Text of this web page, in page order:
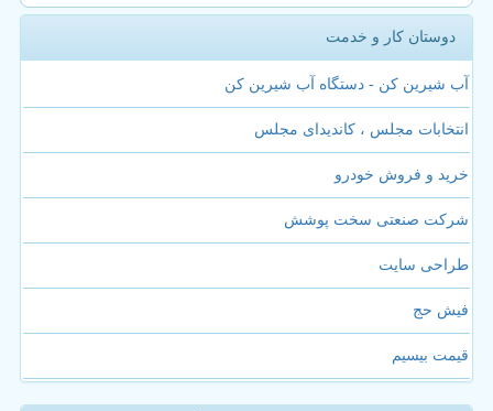
دوستان کار و خدمت
آب شیرین کن - دستگاه آب شیرین کن
انتخابات مجلس ، کاندیدای مجلس
خرید و فروش خودرو
شرکت صنعتی سخت پوشش
طراحی سایت
فیش حج
قیمت بیسیم